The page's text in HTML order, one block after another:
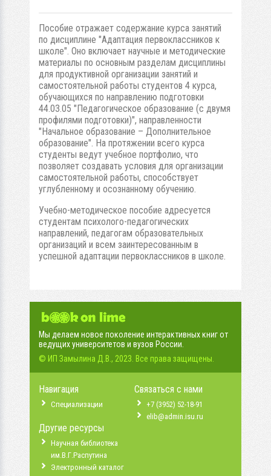
Пособие отражает содержание курса занятий
по дисциплине "Адаптация первоклассников к
школе". Оно включает научные и методические
материалы по основным разделам дисциплины
для продуктивной организации занятий и
самостоятельной работы студентов 4 курса,
обучающихся по направлению подготовки
44.03.05 "Педагогическое образование (с двумя
профилями подготовки)", направленности
"Начальное образование – Дополнительное
образование". На протяжении всего курса
студенты ведут учебное портфолио, что
позволяет создавать условия для организации
самостоятельной работы, способствует
углубленному и осознанному обучению.
Учебно-методическое пособие адресуется
студентам психолого-педагогических
направлений, педагогам образовательных
организаций и всем заинтересованным в
успешной адаптации первоклассников в школе.
Мы делаем новое поколение интерактивных книг от
ведущих университетов и вузов России.
© ИП Замылина Д.В., 2023. Все права защищены.
Навигация
Специализации
Другие ресурсы
Научная библиотека
им.В.Г.Распутина
Электронный каталог
Связаться с нами
+7 (3952) 52-18-91
elib@admin.isu.ru